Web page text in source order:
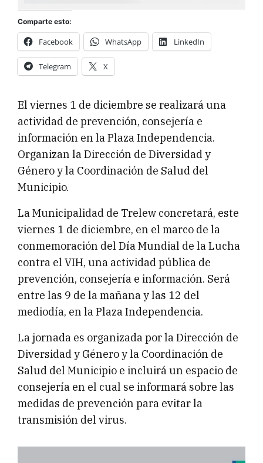
Comparte esto:
Facebook WhatsApp LinkedIn
Telegram X
El viernes 1 de diciembre se realizará una
actividad de prevención, consejería e
información en la Plaza Independencia.
Organizan la Dirección de Diversidad y
Género y la Coordinación de Salud del
Municipio.
La Municipalidad de Trelew concretará, este
viernes 1 de diciembre, en el marco de la
conmemoración del Día Mundial de la Lucha
contra el VIH, una actividad pública de
prevención, consejería e información. Será
entre las 9 de la mañana y las 12 del
mediodía, en la Plaza Independencia.
La jornada es organizada por la Dirección de
Diversidad y Género y la Coordinación de
Salud del Municipio e incluirá un espacio de
consejería en el cual se informará sobre las
medidas de prevención para evitar la
transmisión del virus.